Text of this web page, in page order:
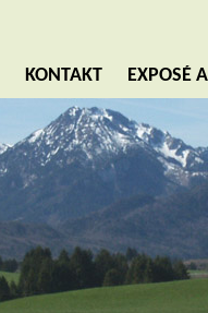
KONTAKT EXPOSÉ